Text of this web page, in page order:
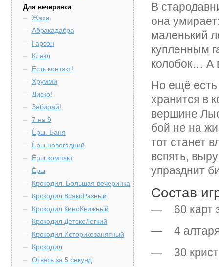
Для вечеринки
Жара
Абракадабра
Гарсон
Клазл
Есть контакт!
Хрумми
Диско!
Забирай!
7 на 9
Ёрш. Баня
Ёрш новогодний
Ёрш компакт
Ёрш
Крокодил. Большая вечеринка
Крокодил ВсякоРазный
Крокодил КиноКнижный
Крокодил ДетскоЛегкий
Крокодил Историкозанятный
Крокодил
Ответь за 5 секунд
В
она
маленький
купленным
колобок… А
Но ещё есть
хранится в
вершине
бой не на
тот станет
вспять,
упразднит
Состав
— 60 карт
— 4
— 30